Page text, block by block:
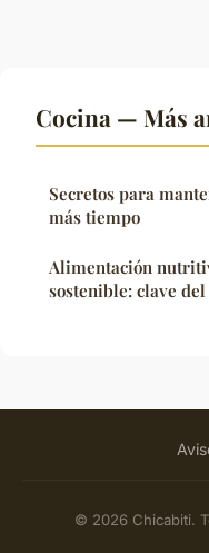
Cocina — Más
Secretos para
más tiempo
Alimentación
sostenible: clave
© 2026 Chicabiti.